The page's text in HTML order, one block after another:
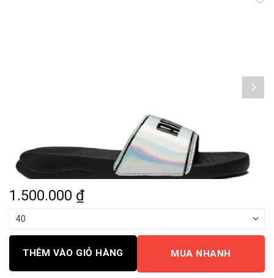
1.500.000 ₫
THÊM VÀO GIỎ HÀNG MUA NHANH